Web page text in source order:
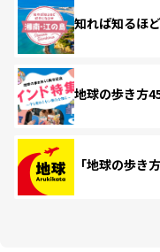
知れば知るほ
地球の歩き方
「地球の歩き